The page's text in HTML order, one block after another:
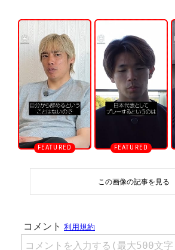
この画像の記事を見る